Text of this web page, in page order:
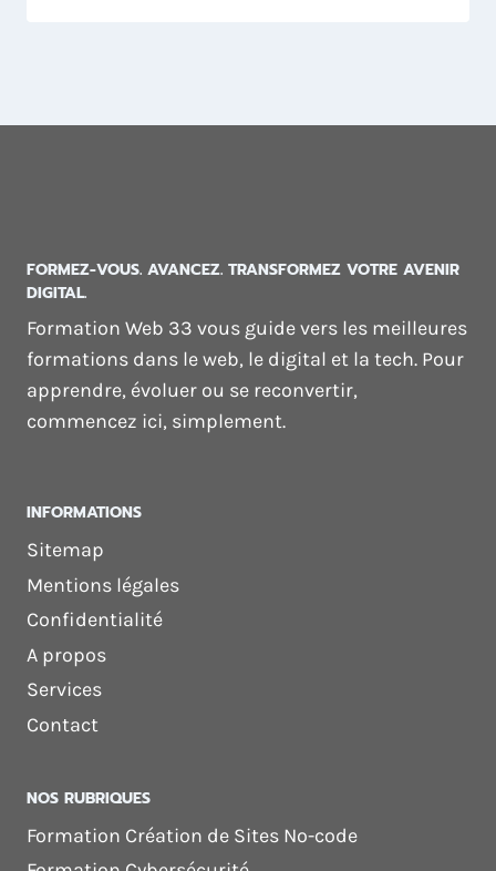
FORMEZ-VOUS. AVANCEZ. TRANSFORMEZ VOTRE AVENIR
DIGITAL.
Formation Web 33 vous guide vers les meilleures
formations dans le web, le digital et la tech. Pour
apprendre, évoluer ou se reconvertir,
commencez ici, simplement.
INFORMATIONS
Sitemap
Mentions légales
Confidentialité
A propos
Services
Contact
NOS RUBRIQUES
Formation Création de Sites No-code